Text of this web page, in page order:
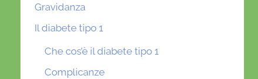
Gravidanza
Il diabete tipo 1
Che cos’è il diabete tipo 1
Complicanze